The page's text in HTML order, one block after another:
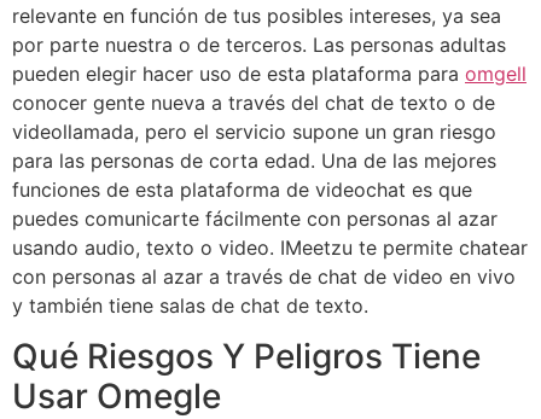
relevante en función de tus posibles intereses, ya sea
por parte nuestra o de terceros. Las personas adultas
pueden elegir hacer uso de esta plataforma para omgell
conocer gente nueva a través del chat de texto o de
videollamada, pero el servicio supone un gran riesgo
para las personas de corta edad. Una de las mejores
funciones de esta plataforma de videochat es que
puedes comunicarte fácilmente con personas al azar
usando audio, texto o video. IMeetzu te permite chatear
con personas al azar a través de chat de video en vivo
y también tiene salas de chat de texto.
Qué Riesgos Y Peligros Tiene
Usar Omegle